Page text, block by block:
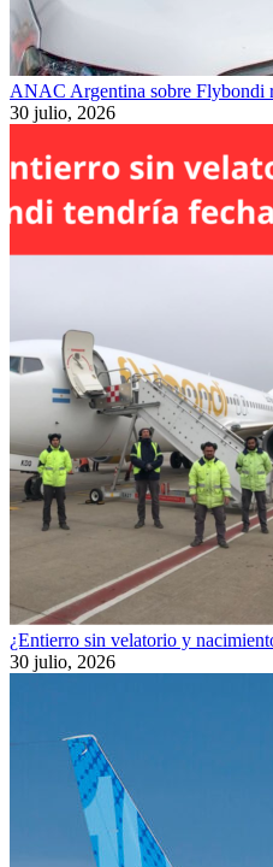
ANAC Argentina sobre Flybondi
30 julio, 2026
¿Entierro sin velatorio y
30 julio, 2026